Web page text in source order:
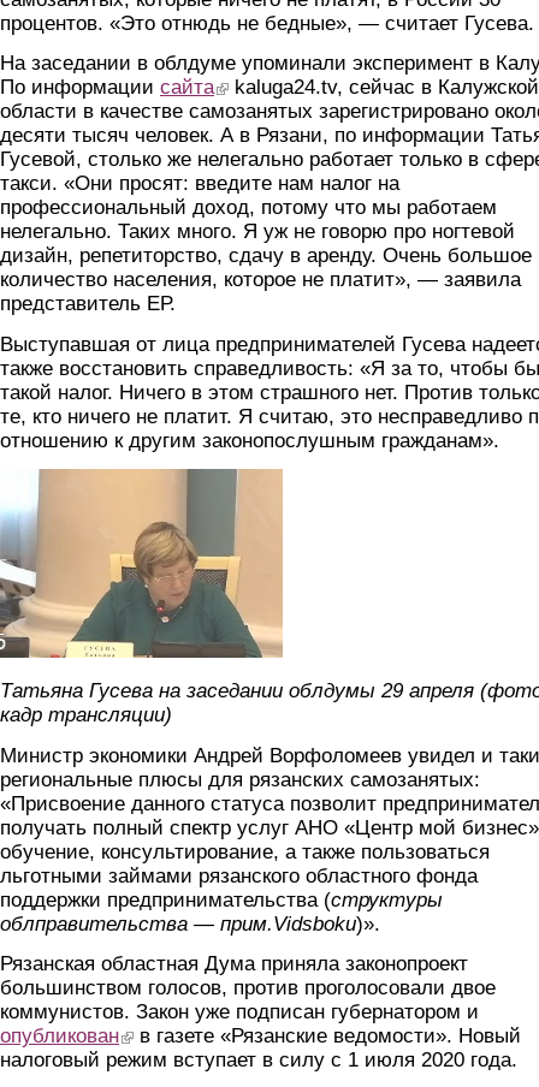
процентов. «Это отнюдь не бедные», — считает Гусева.
На заседании в облдуме упоминали эксперимент в
По информации сайта(link is external)
kaluga24.tv, сейчас в Калужской
области в качестве самозанятых зарегистрировано
десяти тысяч человек. А в Рязани, по информации
Гусевой, столько же нелегально работает только в
такси. «Они просят: введите нам налог на
профессиональный доход, потому что мы работаем
нелегально. Таких много. Я уж не говорю про ногтевой
дизайн, репетиторство, сдачу в аренду. Очень большое
количество населения, которое не платит», — заявила
представитель ЕР.
Выступавшая от лица предпринимателей Гусева
также восстановить справедливость: «Я за то, чтобы
такой налог. Ничего в этом страшного нет. Против
те, кто ничего не платит. Я считаю, это несправедливо
отношению к другим законопослушным гражданам».
Татьяна Гусева на заседании облдумы 29 апреля
кадр трансляции)
Министр экономики Андрей Ворфоломеев увидел и
региональные плюсы для рязанских самозанятых:
«Присвоение данного статуса позволит
получать полный спектр услуг АНО «Центр мой
обучение, консультирование, а также пользоваться
льготными займами рязанского областного фонда
поддержки предпринимательства (структуры
облправительства — прим.Vidsboku)».
Рязанская областная Дума приняла законопроект
большинством голосов, против проголосовали двое
коммунистов. Закон уже подписан губернатором и
опубликован(link is external)
в газете «Рязанские ведомости». Новый
налоговый режим вступает в силу с 1 июля 2020 года.